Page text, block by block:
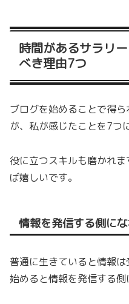
時間があるサラリ
べき理由7つ
ブログを始めることで得
が、私が感じたことを7つ
役に立つスキルも磨かれ
ば嬉しいです。
情報を発信する側に
普通に生きていると情報
始めると情報を発信する側